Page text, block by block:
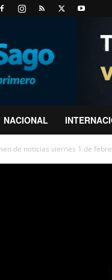
NACIONAL
de noticias viernes 1 de